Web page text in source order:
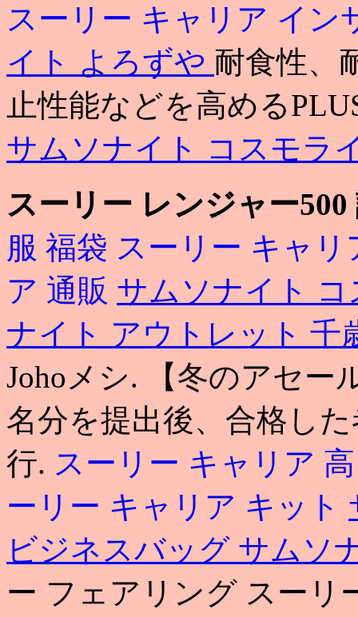
スーリー キャリア イン
イト よろずや 耐食性、
止性能などを高める
サムソナイト コスモラ
スーリー レンジャー500
服 福袋 スーリー キャ
ア 通販 サムソナイト
ナイト アウトレット 千
Johoメシ. 【冬のアセー
名分を提出後、合格し
行. スーリー キャリア
ーリー キャリア キット
ビジネスバッグ サムソ
ー フェアリング スーリ